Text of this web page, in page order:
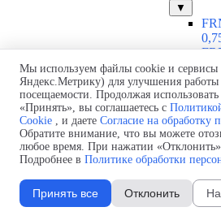
▼
1,5
2,2
3
5,5
Мы используем файлы cookie и сервисы
Яндекс.Метрику) для улучшения работы
посещаемости. Продолжая
«Принять», вы соглашаетесь с
Cookie , и даете Согласие на обработку
Обратите внимание, что вы можете
любое время. При нажатии
Подробнее в Политике обработки
Принять все Отклонить